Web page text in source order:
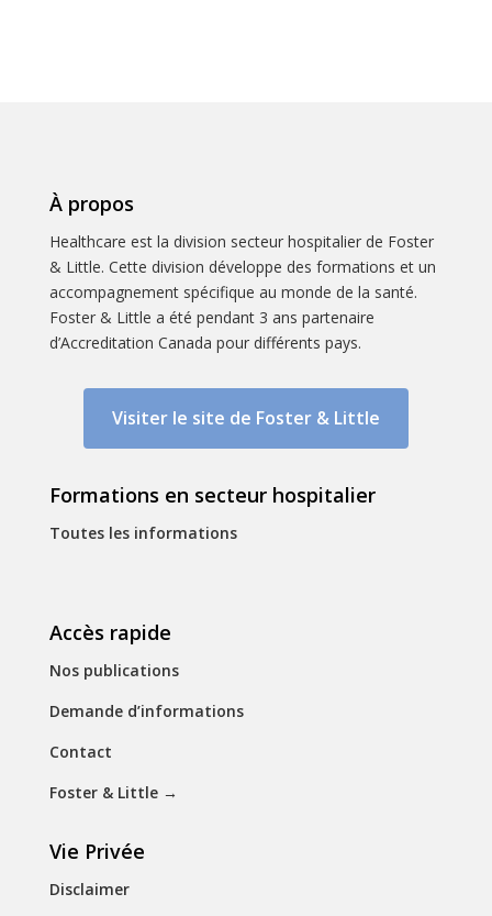
À propos
Healthcare est la division secteur hospitalier de Foster
& Little. Cette division développe des formations et un
accompagnement spécifique au monde de la santé.
Foster & Little a été pendant 3 ans partenaire
d’Accreditation Canada pour différents pays.
Visiter le site de Foster & Little
Formations en secteur hospitalier
Toutes les informations
Accès rapide
Nos publications
Demande d’informations
Contact
Foster & Little→
Vie Privée
Disclaimer